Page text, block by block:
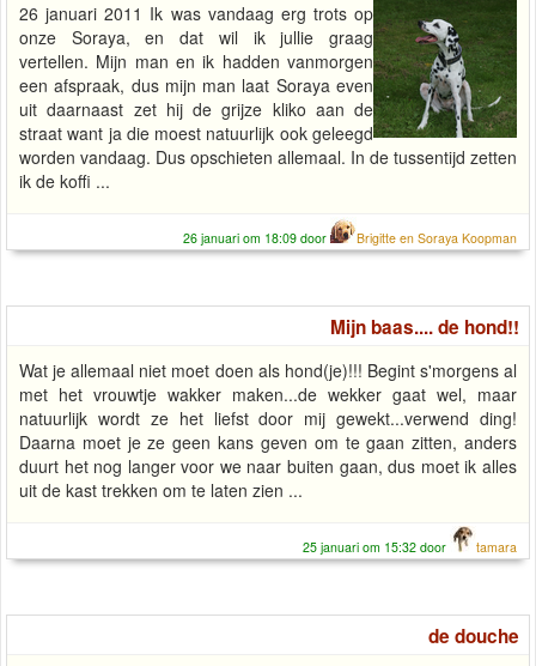
26 januari 2011 Ik was vandaag erg trots op
onze Soraya, en dat wil ik jullie graag
vertellen. Mijn man en ik hadden vanmorgen
een afspraak, dus mijn man laat Soraya even
uit daarnaast zet hij de grijze kliko aan de
straat want ja die moest natuurlijk ook geleegd
worden vandaag. Dus opschieten allemaal. In de tussentijd zetten
ik de koffi ...
26 januari om 18:09 door Brigitte en Soraya Koopman
Mijn baas.... de hond!!
Wat je allemaal niet moet doen als hond(je)!!! Begint s'morgens al
met het vrouwtje wakker maken...de wekker gaat wel, maar
natuurlijk wordt ze het liefst door mij gewekt...verwend ding!
Daarna moet je ze geen kans geven om te gaan zitten, anders
duurt het nog langer voor we naar buiten gaan, dus moet ik alles
uit de kast trekken om te laten zien ...
25 januari om 15:32 door tamara
de douche